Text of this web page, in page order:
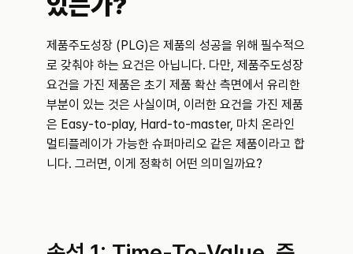
제품주도성장 (PLG)은 제품의 성공을 위해 필수적으
로 갖춰야 하는 요건은 아닙니다. 다만, 제품주도성장
요건을 가진 제품은 초기 제품 확산 측면에서 유리한
부분이 있는 것은 사실이며, 이러한 요건을 가진 제품
은 Easy-to-play, Hard-to-master, 마치 온라인
멀티플레이가 가능한 슈퍼마리오 같은 제품이라고 합
니다. 그러면, 이게 정확히 어떤 의미일까요?